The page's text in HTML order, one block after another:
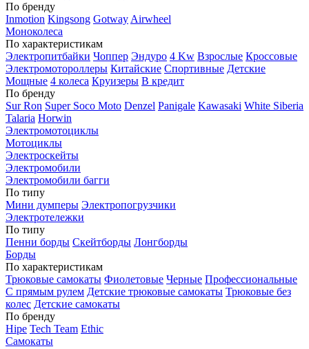
По бренду
Inmotion Kingsong Gotway Airwheel
Моноколеса
По характеристикам
Электропитбайки Чоппер Эндуро 4 Kw Взрослые Кроссовые
Электромотороллеры Китайские Спортивные Детские
Мощные 4 колеса Круизеры В кредит
По бренду
Sur Ron Super Soco Moto Denzel Panigale Kawasaki White Siberia
Talaria Horwin
Электромотоциклы
Мотоциклы
Электроскейты
Электромобили
Электромобили багги
По типу
Мини думперы Электропогрузчики
Электротележки
По типу
Пенни борды Скейтборды Лонгборды
Борды
По характеристикам
Трюковые самокаты Фиолетовые Черные Профессиональные
С прямым рулем Детские трюковые самокаты Трюковые без
колес Детские самокаты
По бренду
Hipe Tech Team Ethic
Самокаты